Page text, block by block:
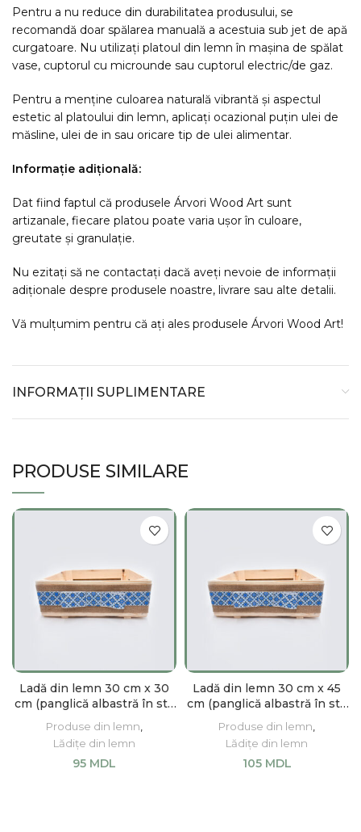
Pentru a nu reduce din durabilitatea produsului, se
recomandă doar spălarea manuală a acestuia sub jet de apă
curgatoare. Nu utilizați platoul din lemn în mașina de spălat
vase, cuptorul cu microunde sau cuptorul electric/de gaz.
Pentru a menține culoarea naturală vibrantă și aspectul
estetic al platoului din lemn, aplicați ocazional puțin ulei de
măsline, ulei de in sau oricare tip de ulei alimentar.
Informație adițională:
Dat fiind faptul că produsele Árvori Wood Art sunt
artizanale, fiecare platou poate varia ușor în culoare,
greutate și granulație.
Nu ezitați să ne contactați dacă aveți nevoie de informații
adiționale despre produsele noastre, livrare sau alte detalii.
Vă mulțumim pentru că ați ales produsele Árvori Wood Art!
INFORMAȚII SUPLIMENTARE
PRODUSE SIMILARE
Ladă din lemn 30 cm x 30
cm (panglică albastră în stil
etnic)
Produse din lemn,
Lădițe din lemn
95 MDL
Ladă din lemn 30 cm x 45
cm (panglică albastră în stil
etnic)
Produse din lemn,
Lădițe din lemn
105 MDL